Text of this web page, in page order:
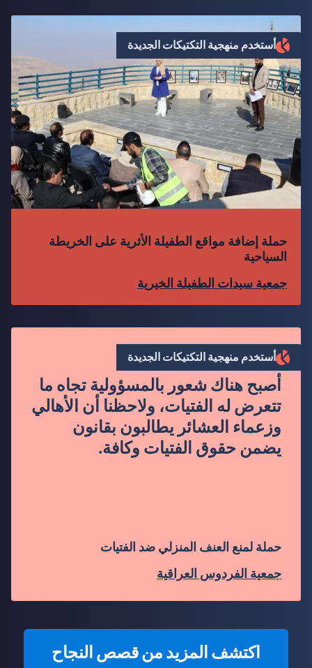
حملة إضافة مواقع الطفيلة الأثرية على الخريطة
السياحية
جمعية سيدات الطفيلة الخيرية
أستخدم منهجية التكتيكات الجديدة
”
أصبح هناك شعور بالمسؤولية تجاه ما
تتعرض له الفتيات، ولاحظنا أن الأهالي
وزعماء العشائر يطالبون بقانون
يضمن حقوق الفتيات وكافة.
حملة لمنع العنف المنزلي ضد الفتيات
جمعية الفردوس العراقية
أستخدم منهجية التكتيكات الجديدة
اكتشف المزيد من قصص النجاح